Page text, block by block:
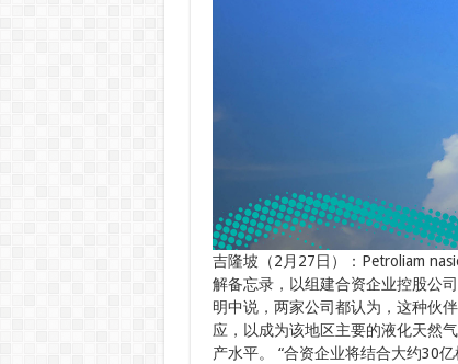
吉隆坡（2月27日）：Petroliam
解备忘录，以组建合资企业控股公
明中说，两家公司都认为，这种伙
应，以成为该地区主要的液化天然
产水平。 “合资企业将结合大约30